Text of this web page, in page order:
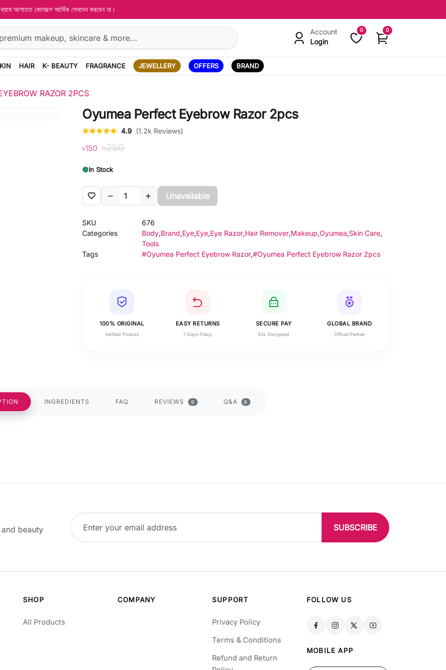
আপাতত কোনরূপ আর্থিক লেনদেন করবেন না।
Account
Login
0 0
HAIR K- BEAUTY FRAGRANCE JEWELLERY OFFERS BRAND
RAZOR 2PCS
Oyumea Perfect Eyebrow Razor 2pcs
4.9 (1.2k Reviews)
৳150 ৳250
In Stock
Unavailable
SKU
676
Categories
Body,Brand,Eye,Eye,Eye Razor,Hair Remover,Makeup,Oyumea,Skin Care,
Tools
Tags
#Oyumea Perfect Eyebrow Razor,#Oyumea Perfect Eyebrow Razor 2pcs
100% ORIGINAL
Verified Product
EASY RETURNS
7 Days Policy
SECURE PAY
SSL Encrypted
GLOBAL BRAND
Official Partner
INGREDIENTS FAQ REVIEWS 0 Q&A 0
beauty
SUBSCRIBE
SHOP
All Products
COMPANY SUPPORT
Privacy Policy
Terms & Conditions
Refund and Return
FOLLOW US
MOBILE APP